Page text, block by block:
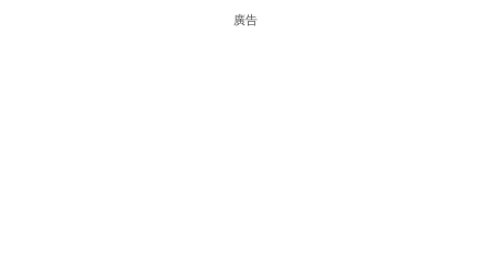
廣告